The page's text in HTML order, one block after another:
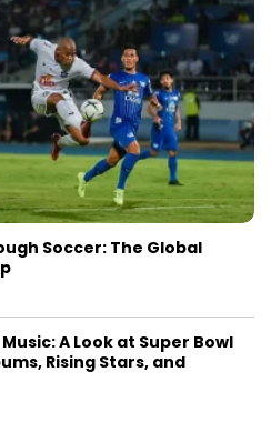
Soccer: The Global
A Look at Super Bowl
Rising Stars, and